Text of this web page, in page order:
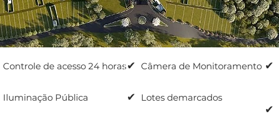
Controle de acesso 24 horas
Iluminação Pública
✔ Câmera de Monitoramento
✔ Lotes demarcados
✔
✔